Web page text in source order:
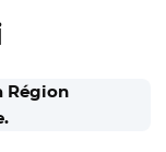
Région